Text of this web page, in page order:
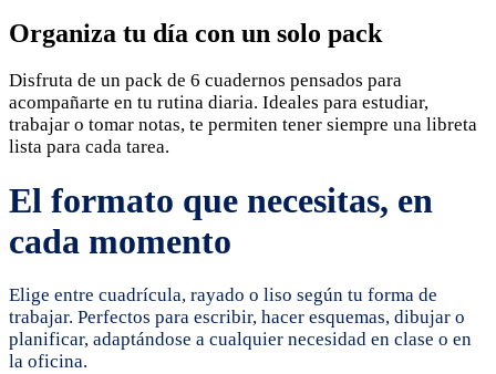
Organiza tu día con un solo pack
Disfruta de un pack de 6 cuadernos pensados para
acompañarte en tu rutina diaria. Ideales para estudiar,
trabajar o tomar notas, te permiten tener siempre una libreta
lista para cada tarea.
El formato que necesitas, en
cada momento
Elige entre cuadrícula, rayado o liso según tu forma de
trabajar. Perfectos para escribir, hacer esquemas, dibujar o
planificar, adaptándose a cualquier necesidad en clase o en
la oficina.